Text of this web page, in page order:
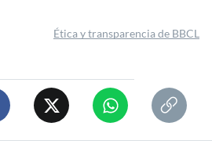
Ética y transparencia de BBCL